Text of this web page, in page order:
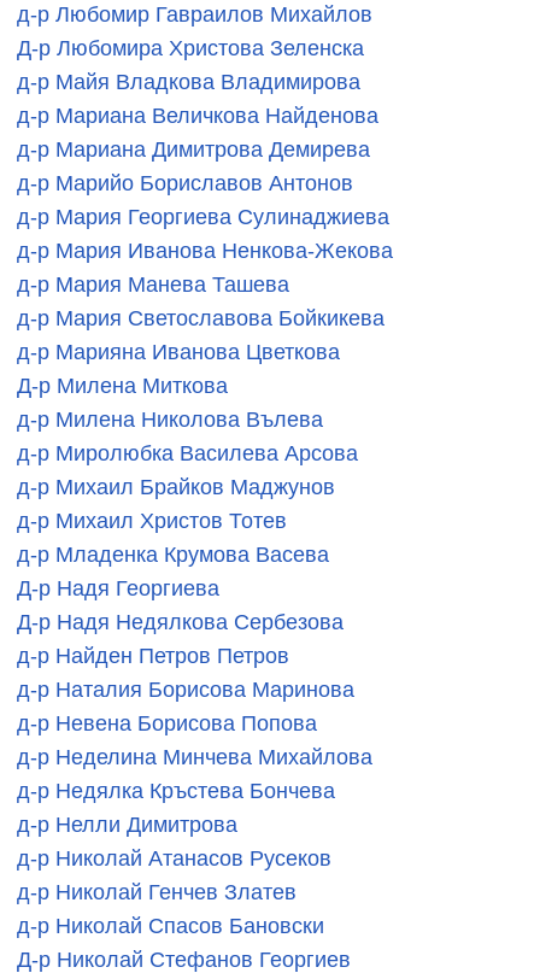
д-р Любомир Гавраилов Михайлов
Д-р Любомира Христова Зеленска
д-р Майя Владкова Владимирова
д-р Мариана Величкова Найденова
д-р Мариана Димитрова Демирева
д-р Марийо Бориславов Антонов
д-р Мария Георгиева Сулинаджиева
д-р Мария Иванова Ненкова-Жекова
д-р Мария Манева Ташева
д-р Мария Светославова Бойкикева
д-р Марияна Иванова Цветкова
Д-р Милена Миткова
д-р Милена Николова Вълева
д-р Миролюбка Василева Арсова
д-р Михаил Брайков Маджунов
д-р Михаил Христов Тотев
д-р Младенка Крумова Васева
Д-р Надя Георгиева
Д-р Надя Недялкова Сербезова
д-р Найден Петров Петров
д-р Наталия Борисова Маринова
д-р Невена Борисова Попова
д-р Неделина Минчева Михайлова
д-р Недялка Кръстева Бончева
д-р Нелли Димитрова
д-р Николай Атанасов Русеков
д-р Николай Генчев Златев
д-р Николай Спасов Бановски
Д-р Николай Стефанов Георгиев